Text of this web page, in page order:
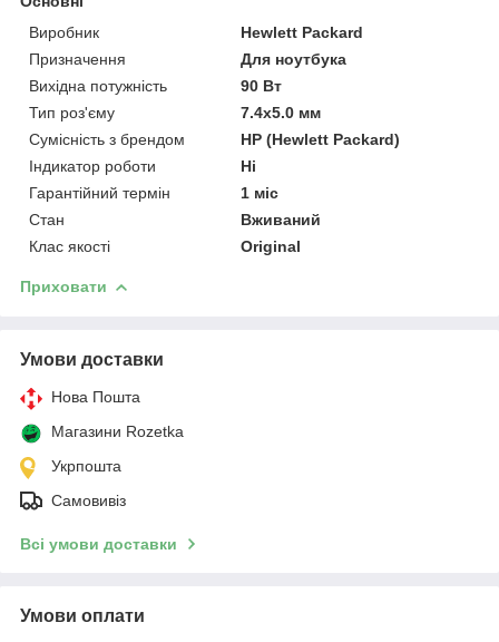
Виробник
Hewlett Packard
Призначення
Для ноутбука
Вихідна потужність
90 Вт
Тип роз'єму
7.4x5.0 мм
Сумісність з брендом
HP (Hewlett Packard)
Індикатор роботи
Ні
Гарантійний термін
1 міс
Стан
Вживаний
Клас якості
Original
Приховати
Умови доставки
Нова Пошта
Магазини Rozetka
Укрпошта
Самовивіз
Всі умови доставки
Умови оплати